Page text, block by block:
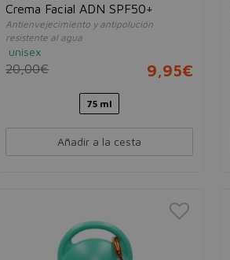
Crema Facial ADN SPF50+
Antienvejecimiento y antipolución
resistente al agua
unisex
20,00€ 9,95€
75 ml
Añadir a la cesta